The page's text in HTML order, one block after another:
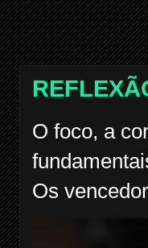
O foco, a
Os